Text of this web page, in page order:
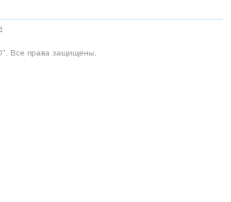
Все права защищены.